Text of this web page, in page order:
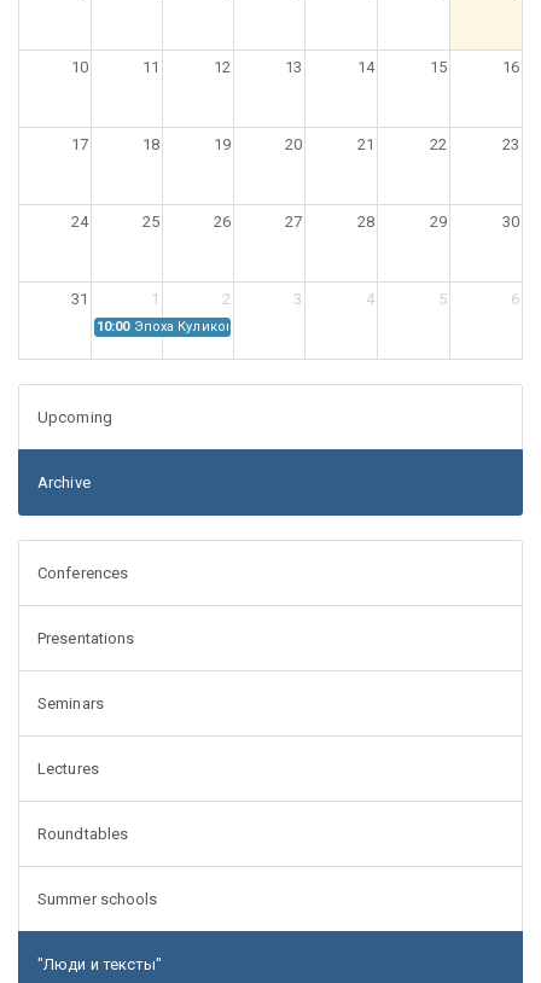
10 11 12 13 14 15 16
17 18 19 20 21 22 23
24 25 26 27 28 29 30
31 1 2 3 4 5 6
10:00 Эпоха Куликовской битвы: Проблемы источниковедения
Upcoming
Archive
Conferences
Presentations
Seminars
Lectures
Roundtables
Summer schools
"Люди и тексты"